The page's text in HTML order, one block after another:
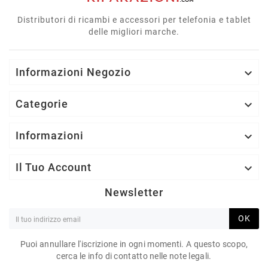
Distributori di ricambi e accessori per telefonia e tablet
delle migliori marche.
Informazioni Negozio 
Categorie 
Informazioni 
Il Tuo Account 
Newsletter
OK
Puoi annullare l'iscrizione in ogni momenti. A questo scopo,
cerca le info di contatto nelle note legali.